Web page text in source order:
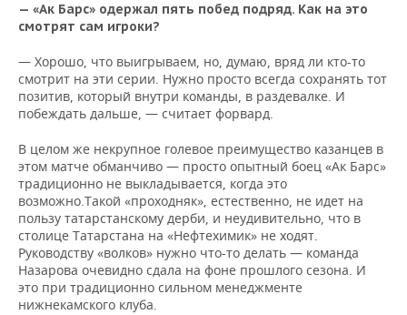
— «Ак Барс» одержал пять побед подряд. Как на это
смотрят сам игроки?
— Хорошо, что выигрываем, но, думаю, вряд ли кто-то
смотрит на эти серии. Нужно просто всегда сохранять тот
позитив, который внутри команды, в раздевалке. И
побеждать дальше, — считает форвард.
В целом же некрупное голевое преимущество казанцев в
этом матче обманчиво — просто опытный боец «Ак Барс»
традиционно не выкладывается, когда это
возможно.Такой «проходняк», естественно, не идет на
пользу татарстанскому дерби, и неудивительно, что в
столице Татарстана на «Нефтехимик» не ходят.
Руководству «волков» нужно что-то делать — команда
Назарова очевидно сдала на фоне прошлого сезона. И
это при традиционно сильном менеджменте
нижнекамского клуба.